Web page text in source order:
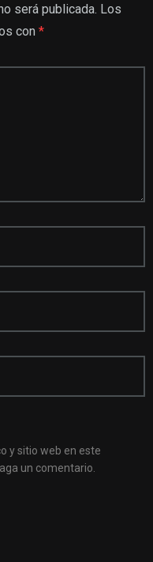
será publicada. Los
con *
y sitio web en este
un comentario.